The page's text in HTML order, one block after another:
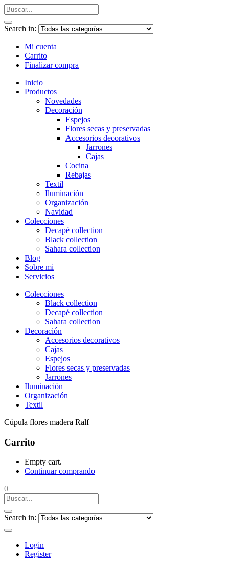
Search in:
Mi cuenta
Carrito
Finalizar compra
Inicio
Productos
Novedades
Decoración
Espejos
Flores secas y preservadas
Accesorios decorativos
Jarrones
Cajas
Cocina
Rebajas
Textil
Iluminación
Organización
Navidad
Colecciones
Decapé collection
Black collection
Sahara collection
Blog
Sobre mi
Servicios
Colecciones
Black collection
Decapé collection
Sahara collection
Decoración
Accesorios decorativos
Cajas
Espejos
Flores secas y preservadas
Jarrones
Iluminación
Organización
Textil
Cúpula flores madera Ralf
Carrito
Empty cart.
Continuar comprando
0
Search in:
Login
Register